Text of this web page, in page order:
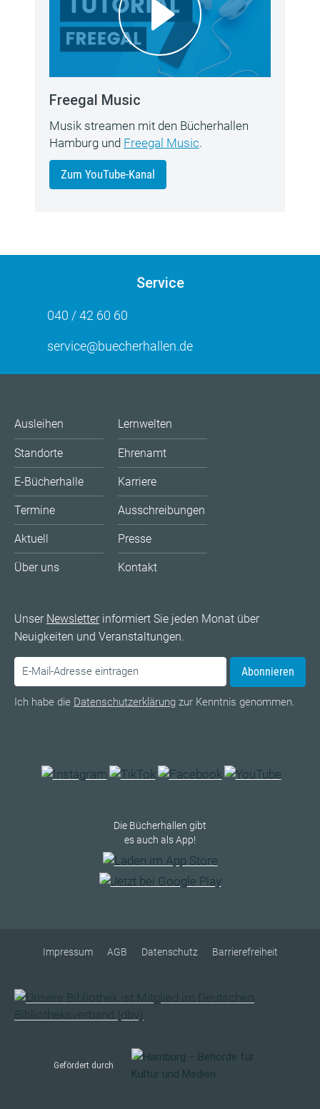
Freegal Music
Musik streamen mit den Bücherhallen
Hamburg und Freegal Music.
Zum YouTube-Kanal
Service
040 / 42 60 60
service@buecherhallen.de
Ausleihen
Standorte
E-Bücherhalle
Termine
Aktuell
Über uns
Lernwelten
Ehrenamt
Karriere
Ausschreibungen
Presse
Kontakt
Unser Newsletterinformiert Sie jeden Monat über
Neuigkeiten und Veranstaltungen.
Abonnieren
Ich habe die Datenschutzerklärung zur Kenntnis genommen.
Die Bücherhallen gibt
es auch als App!
Impressum AGB Datenschutz Barrierefreiheit
Gefördert durch